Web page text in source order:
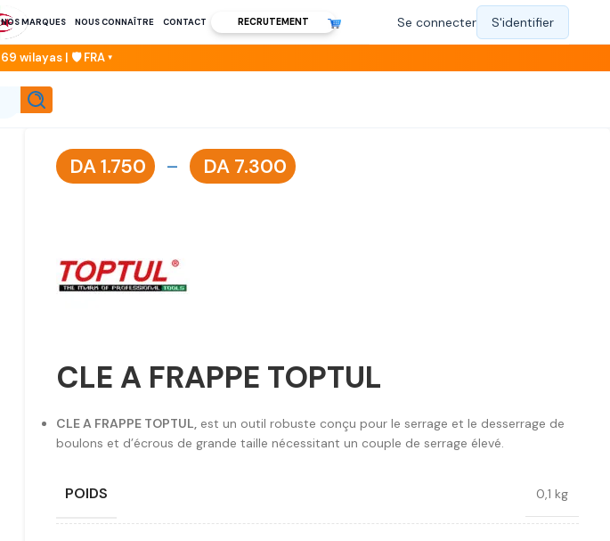
NOS MARQUES NOUS CONNAÎTRE CONTACT RECRUTEMENT
DA1.750 – DA 7.300
CLE A FRAPPE TOPTUL
CLE A FRAPPE TOPTUL, est un outil robuste conçu pour le serrage et le desserrage de
boulons et d’écrous de grande taille nécessitant un couple de serrage élevé.
POIDS 0,1 kg